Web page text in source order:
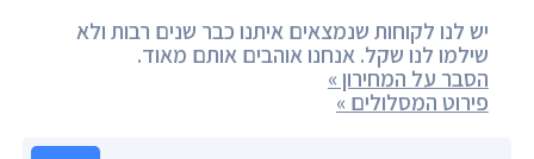
יש לנו לקוחות שנמצאים איתנו כבר שנים רבות ולא
שילמו לנו שקל. אנחנו אוהבים אותם מאוד.
הסבר על המחירון »
פירוט המסלולים »